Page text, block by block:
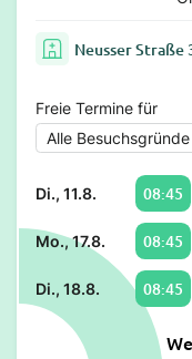
Neusser Straße
Freie Termine für
Di., 11.8. 08:45
Mo., 17.8. 08:45
Di., 18.8. 08:45